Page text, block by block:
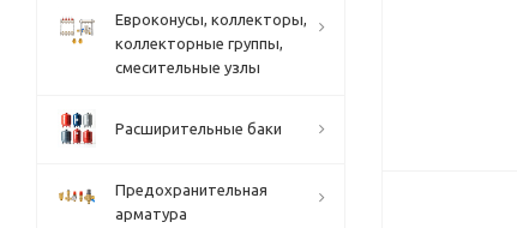
Евроконусы, коллекторы,
коллекторные группы,
смесительные узлы
Расширительные баки
Предохранительная
арматура